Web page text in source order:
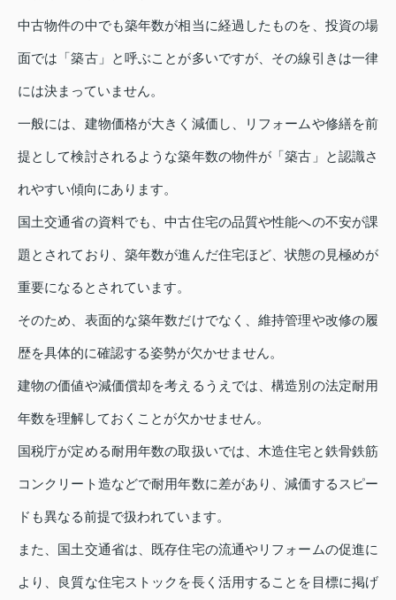
中古物件の中でも築年数が相当に経過したものを、投資の場
面では「築古」と呼ぶことが多いですが、その線引きは一律
には決まっていません。
一般には、建物価格が大きく減価し、リフォームや修繕を前
提として検討されるような築年数の物件が「築古」と認識さ
れやすい傾向にあります。
国土交通省の資料でも、中古住宅の品質や性能への不安が課
題とされており、築年数が進んだ住宅ほど、状態の見極めが
重要になるとされています。
そのため、表面的な築年数だけでなく、維持管理や改修の履
歴を具体的に確認する姿勢が欠かせません。
建物の価値や減価償却を考えるうえでは、構造別の法定耐用
年数を理解しておくことが欠かせません。
国税庁が定める耐用年数の取扱いでは、木造住宅と鉄骨鉄筋
コンクリート造などで耐用年数に差があり、減価するスピー
ドも異なる前提で扱われています。
また、国土交通省は、既存住宅の流通やリフォームの促進に
より、良質な住宅ストックを長く活用することを目標に掲げ